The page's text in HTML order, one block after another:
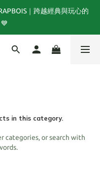
｜跨越經典與玩心的
｜跨越經典與玩心的
now available!
｜跨越經典與玩心的
in this category.
categories, or search with